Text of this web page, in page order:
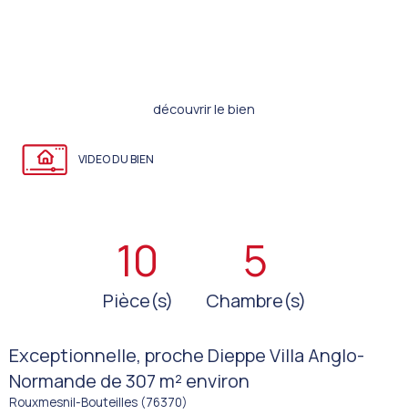
découvrir le bien
VIDEO DU BIEN
10
Pièce(s)
5
Chambre(s)
Exceptionnelle, proche Dieppe Villa Anglo-
Normande de 307 m² environ
Rouxmesnil-Bouteilles (76370)